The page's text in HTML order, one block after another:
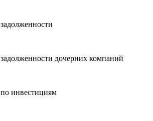
дочерних компаний
инвестициям